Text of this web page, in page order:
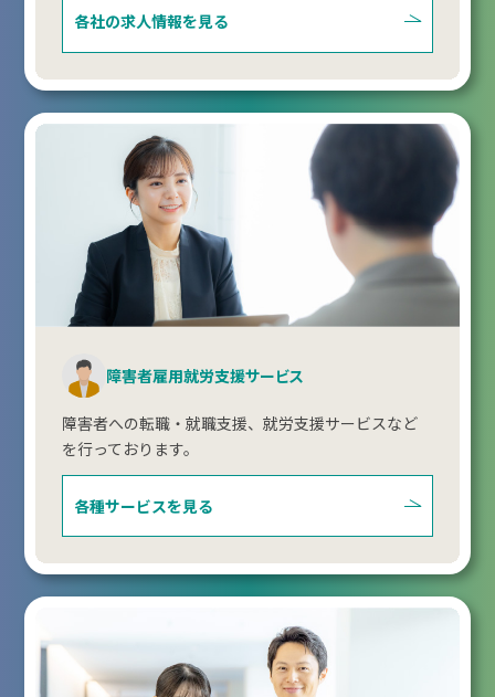
各社の求人情報を見る
障害者雇用就労支援サービス
障害者への転職・就職支援、就労支援サービスなど
を行っております。
各種サービスを見る